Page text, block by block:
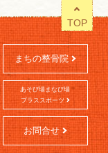
TOP
まちの整骨院
あそび場まなび場
プラススポーツ
お問合せ